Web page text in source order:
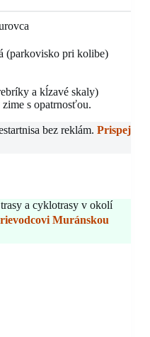
(parkovisko pri kolibe)
a kĺzavé skaly)
s opatrnosťou.
bez reklám. Prispej
a cyklotrasy v okolí
Muránskou